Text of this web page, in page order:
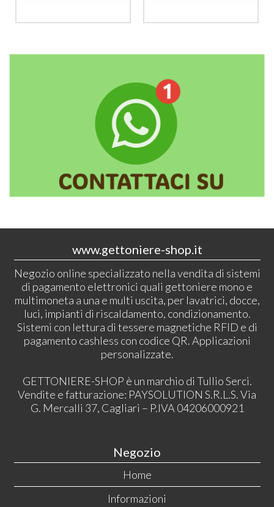
www.gettoniere-shop.it
Negozio online specializzato nella vendita di sistemi
di pagamento elettronici quali gettoniere mono e
multimoneta a una e multi uscita, per lavatrici, docce,
luci, impianti di riscaldamento, condizionamento.
Sistemi con lettura di tessere magnetiche RFID e di
pagamento cashless con codice QR. Applicazioni
personalizzate.
GETTONIERE-SHOP è un marchio di Tullio Serci.
Vendite e fatturazione: PAYSOLUTION S.R.L.S. Via
G. Mercalli 37, Cagliari – P.IVA 04206000921
Negozio
Home
Informazioni